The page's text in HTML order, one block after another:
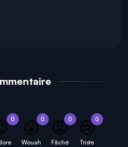
0 0
😲
Wouah
0
😡
Fâché
0
😢
Triste